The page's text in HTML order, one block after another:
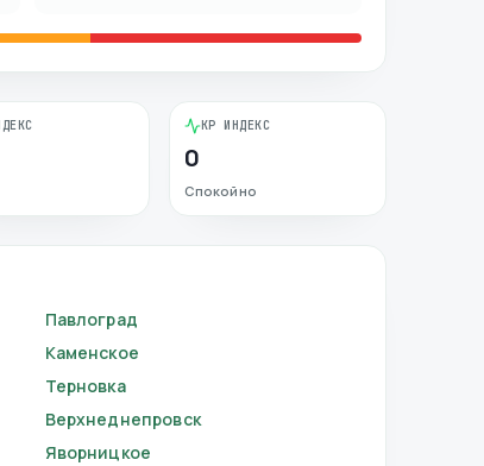
KP ИНДЕКС
0
Спокойно
Павлоград
Каменское
Терновка
Верхнеднепровск
Яворницкое